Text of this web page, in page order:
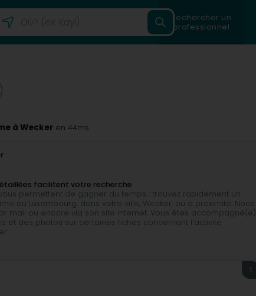
Rechercher un
professionnel
à Wecker en 44ms
facilitent votre recherche
permettent de gagner du temps : trouvez rapidement un
au Luxembourg, dans votre ville, Wecker, ou à proximité. Nous
mail ou encore via son site internet. Vous êtes accompagné(e)
des photos sur certaines fiches concernant l’activité
1